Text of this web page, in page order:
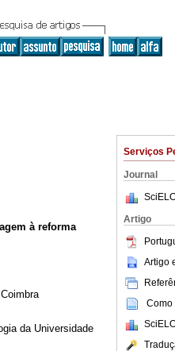
Serviços
Journal
Artigo
Artigo
Como
à reforma
da Universidade